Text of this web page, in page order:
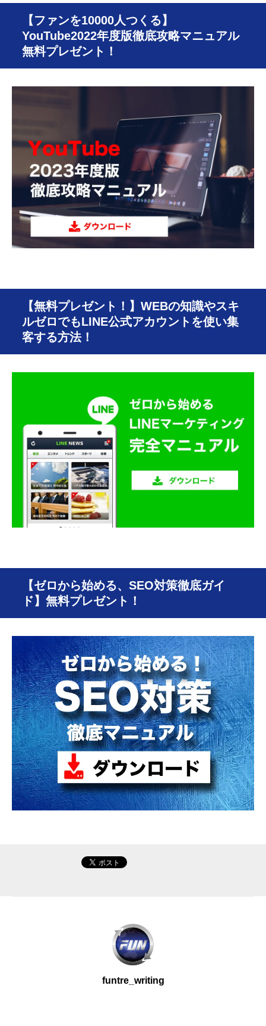
【ファンを10000人つくる】
YouTube2022年度版徹底攻略マニュアル
無料プレゼント！
【無料プレゼント！】WEBの知識やスキ
ルゼロでもLINE公式アカウントを使い集
客する方法！
【ゼロから始める、SEO対策徹底ガイ
ド】無料プレゼント！
funtre_writing